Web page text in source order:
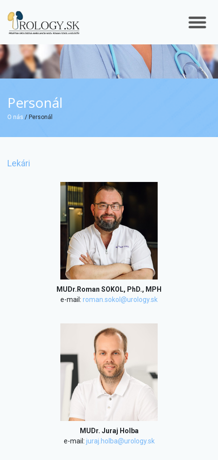
Personál
O nás / Personál
Lekári
MUDr.Roman SOKOL, PhD., MPH
e-mail: roman.sokol@urology.sk
MUDr. Juraj Holba
e-mail: juraj.holba@urology.sk